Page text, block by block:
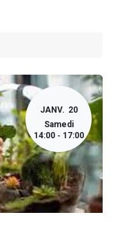
JANV. 20
Samedi
14:00 - 17:00